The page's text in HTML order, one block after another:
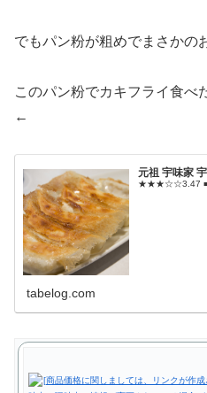
でもパン粉が粗めでまさかの
このパン粉でカキフライ食べ
←
元祖 宇味家
★★★☆☆3.47 ■
tabelog.com